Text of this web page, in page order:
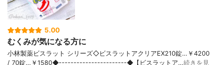
5.00
むくみが気になる方に
小林製薬ビスラット シリーズ◇ビスラットアクリアEX210錠…￥4200
/ 70錠…￥1580◆-----------------------◆【ビスラットア…続きを見